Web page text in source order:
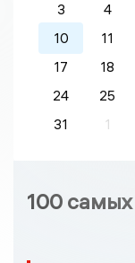
3
4
10
11
17
18
24
25
31
1
100